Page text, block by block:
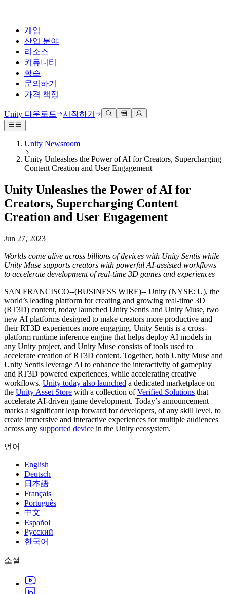
게임
산업 분야
리소스
커뮤니티
학습
문의하기
가격 책정
Unity 엔진
모든 플랫폼 위한 2D 및 3D 게임 제작
협업
팀과 함께 신속한 협업과 반복 작업을 수행하세요.
Unity 다운로드
플랜 및 가격
배포
멀티플랫폼
Unity가 지원하는 25개 이상의 플랫폼을 살펴보세요.
LiveOps
성장
사용자 확보
모바일 사용자를 검색하고 Acquire
인앱 결제
매장 및 D2C 전반에 걸쳐 IAP 관리하세요.
수익화
적합한 게임으로 플레이어 연결
Unity로 광고하세요
Unity로 수익화하세요
활용 부문
Unity로 모바일 히트작을 제작하고 성장시키세요.
인디 게임
소규모 팀으로 대작 게임을 출시하세요.
XR 게임
여러 플랫폼에서 XR 게임을 출시하세요.
멀티플레이어 게임
3D 협업
실시간 3D 프로젝트 빌드 및 검토
몰입형 교육
고객 경험
인터랙티브 3D 경험 제작
산업 분야
제조업
운영 우수성 확보
리테일
자동차
혁신을 가속화하고 차량 내 경험을 향상시키세요.
모든 산업 보기
기술 자료
공식 유저. '광고 지면'의 타겟 고객 매뉴얼 및 API 레퍼런스
개발자 툴
릴리스 버전 및 이슈 트래커
로드맵
예정된 기능 검토
용어집
분석 자료
실제 성공 사례
베스트 프랙티스 가이드
전문가 팁
데모
데모, 샘플 및 빌딩 블록
모든 리소스
새로운 기능
블로그
업데이트, 정보, 기술 팁
뉴스, 스토리, 보도 센터
토론
토론, 문제 해결, 소통
이벤트
글로벌 이벤트 및 현지 이벤트
커뮤니티 사례
Made with Unity
개발자, 크리에이터, Insider와의 소통
전 세계 Unity 크리에이터 축하
Unity Learn
무료로 Unity 기술 마스터
전문 교육
Unity 강사와 함께 팀의 역량을 강화하세요
Unity 처음 사용하시나요
시작하기
학습 시작하기
Unity 필수 학습 길잡이
Unity 사용이 처음이신가요? 여정 시작하기
사용법 가이드
교육
학생용
커리어 시작하기
교육 담당자 대상 교육
교육 효율 극대화
교육 라이선스
교육 기관에 Unity 강력한 기능 도입
자격증
Unity 숙련도를 입증하세요
도움 받기
성공을 위한 Unity
Success 플랜
전문가 지원을 통해 더 빠르게 목표 도달률 달성
FAQ
일반적인 질문에 대한 답변
유니티 팀과 소통하기
Unity 다운로드 시작하기
Unity Newsroom
Unity Unleashes the Power of AI for Creators, Supercharging
Content Creation and User Engagement
Unity Unleashes the Power of AI for
Creators, Supercharging Content
Creation and User Engagement
Jun 27, 2023
Worlds come alive across billions of devices with Unity Sentis while
Unity Muse supports creators with powerful AI-assisted workflows
to accelerate development of real-time 3D games and experiences
SAN FRANCISCO--(BUSINESS WIRE)-- Unity (NYSE: U), the
world’s leading platform for creating and growing real-time 3D
(RT3D) content, today launched Unity Sentis and Unity Muse, two
new AI platforms designed to make creators more productive and
their RT3D experiences more engaging. Unity Sentis is a cross-
platform runtime inference engine that helps deploy AI models in
any Unity project, and Unity Muse consists of tools used to
accelerate creation of RT3D content. Together, both Unity Muse and
Unity Sentis leverage AI to enhance the interactivity of gameplay
and RT3D powered experiences, while accelerating creative
workflows. Unity today also launched a dedicated marketplace on
the Unity Asset Store with a collection ofVerified Solutions that
accelerate AI-driven game development. Today’s announcement
marks a significant leap forward for developers, of any skill level, to
create immersive and interactive experiences for multiple audiences
across any supported device in the Unity ecosystem.
언어
English
Deutsch
日本語
Français
Português
中文
Español
Русский
한국어
소셜